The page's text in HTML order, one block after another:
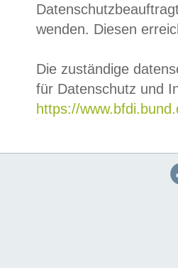
wenden. Diesen
Die zuständige
für Datenschutz und
https://